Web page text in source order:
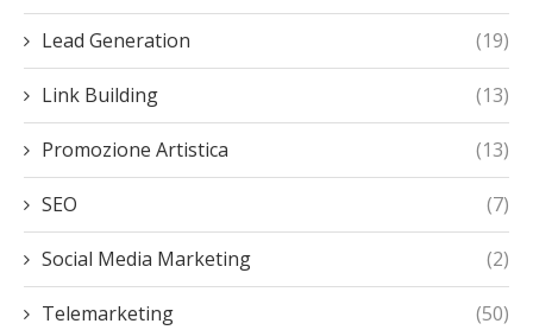
Lead Generation (19)
Link Building (13)
Promozione Artistica (13)
SEO (7)
Social Media Marketing (2)
Telemarketing (50)